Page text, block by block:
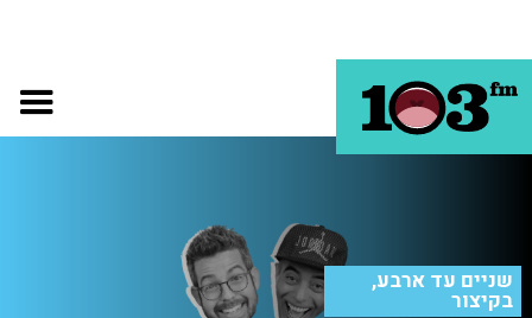
שניים עד ארבע,
בקיצור